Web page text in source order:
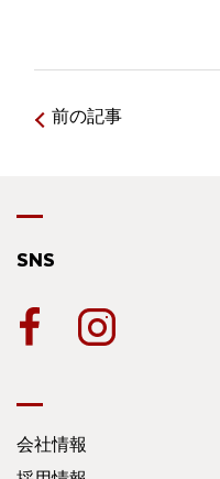
前の記事
SNS
会社情報